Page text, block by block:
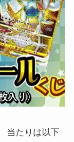
当たりは以下